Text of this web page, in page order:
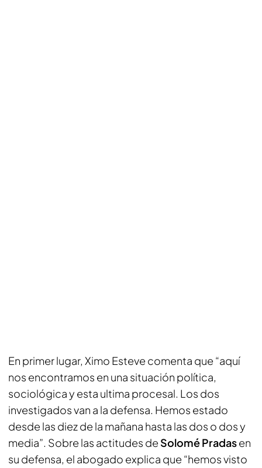
En primer lugar, Ximo Esteve comenta que “aquí
nos encontramos en una situación política,
sociológica y esta ultima procesal. Los dos
investigados van a la defensa. Hemos estado
desde las diez de la mañana hasta las dos o dos y
media”. Sobre las actitudes de Solomé Pradasen
su defensa, el abogado explica que “hemos visto